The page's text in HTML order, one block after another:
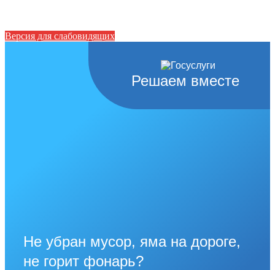
Версия для слабовидящих
Решаем вместе
Не убран мусор, яма на дороге,
не горит фонарь?